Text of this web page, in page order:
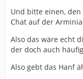
Und bitte einen,
Chat auf der
Also das wäre echt
der doch auch
Also gebt das Hanf